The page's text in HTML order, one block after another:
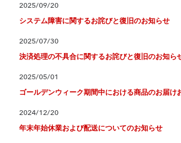
2025/09/20
システム障害に関するお詫びと復旧のお知らせ
2025/07/30
決済処理の不具合に関するお詫びと復旧のお知ら
2025/05/01
ゴールデンウィーク期間中における商品のお届
2024/12/20
年末年始休業および配送についてのお知らせ